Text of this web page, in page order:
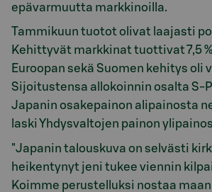
epävarmuutta markkinoilla.
Tammikuun tuotot olivat laajasti
Kehittyvät markkinat tuottivat 7,5
Euroopan sekä Suomen kehitys oli
Sijoitustensa allokoinnin osalta S-
Japanin osakepainon alipainosta
laski Yhdysvaltojen painon
"Japanin talouskuva on selvästi
heikentynyt jeni tukee viennin
Koimme perustelluksi nostaa